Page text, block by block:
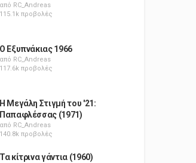
από RC_Andreas
115.1k προβολές
Ο Εξυπνάκιας 1966
από RC_Andreas
117.6k προβολές
Η Μεγάλη Στιγμή του '21:
Παπαφλέσσας (1971)
από RC_Andreas
140.8k προβολές
Τα κίτρινα γάντια (1960)